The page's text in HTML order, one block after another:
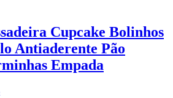
Cupcake Bolinhos
Antiaderente Pão
Empada